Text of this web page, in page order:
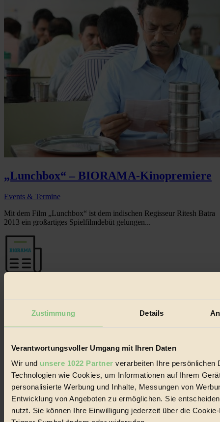
Zustimmung Details
Verantwortungsvoller Umgang mit Ihren Daten
Wir und unsere 1022 Partner verarbeiten Ihre persönlichen
Technologien wie Cookies, um Informationen auf Ihrem
personalisierte Werbung und Inhalte, Messungen von
Entwicklung von Angeboten zu ermöglichen. Sie
nutzt. Sie können Ihre Einwilligung jederzeit über die
„Lunchbox“ – BIORAMA-Kinopremiere
Events & Termine
Mit dem Film „Lunchbox“ ist dem indischen Regisseur Ritesh Batra
2013 ein großartiges Spielfilmdebüt gelungen...
BIORAMA-Magazin per E-Mail.
© 2026 Biorama GmbH